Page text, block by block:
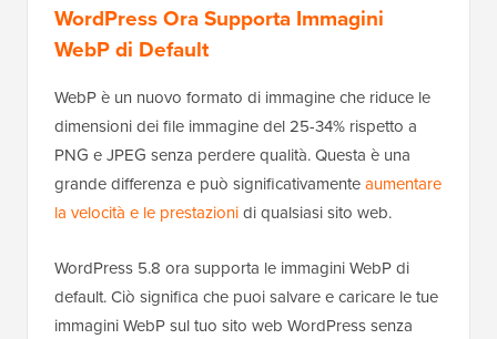
WordPress Ora Supporta Immagini
WebP di Default
WebP è un nuovo formato di immagine che riduce le
dimensioni dei file immagine del 25-34% rispetto a
PNG e JPEG senza perdere qualità. Questa è una
grande differenza e può significativamenteaumentare
la velocità e le prestazionidi qualsiasi sito web.
WordPress 5.8 ora supporta le immagini WebP di
default. Ciò significa che puoi salvare e caricare le tue
immagini WebP sul tuo sito web WordPress senza